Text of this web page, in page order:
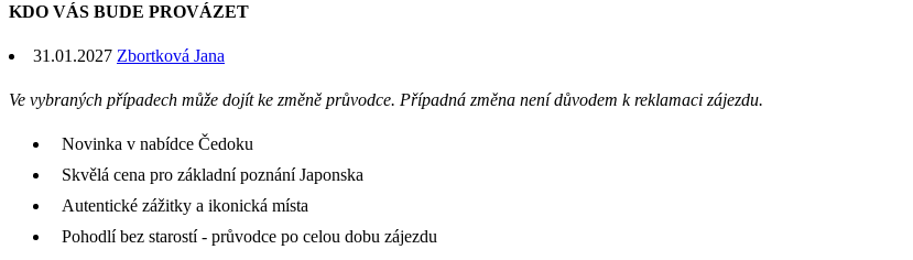
KDO VÁS BUDE PROVÁZET
31.01.2027 Zbortková Jana
Ve vybraných případech může dojít ke změně průvodce. Případná změna není důvodem k reklamaci zájezdu.
Novinka v nabídce Čedoku
Skvělá cena pro základní poznání Japonska
Autentické zážitky a ikonická místa
Pohodlí bez starostí - průvodce po celou dobu zájezdu